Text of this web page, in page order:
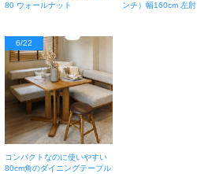
80 ウォールナット
ンチ）幅160cm 左肘
6/22
コンパクトなのに使いやすい
80cm角のダイニングテーブル